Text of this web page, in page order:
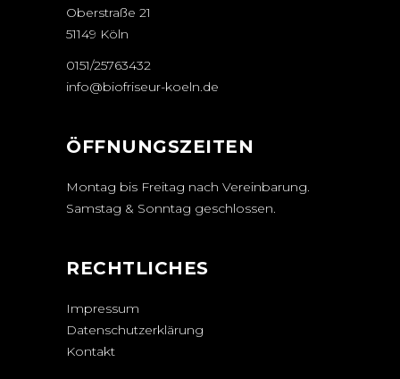
Oberstraße 21
51149 Köln
0151/25763432
info@biofriseur-koeln.de
ÖFFNUNGSZEITEN
Montag bis Freitag nach Vereinbarung.
Samstag & Sonntag geschlossen.
RECHTLICHES
Impressum
Datenschutzerklärung
Kontakt